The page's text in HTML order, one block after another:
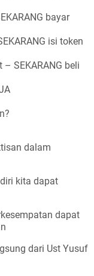
bayar
isi token
SEKARANG beli
dalam
kita dapat
dapat
dari Ust Yusuf